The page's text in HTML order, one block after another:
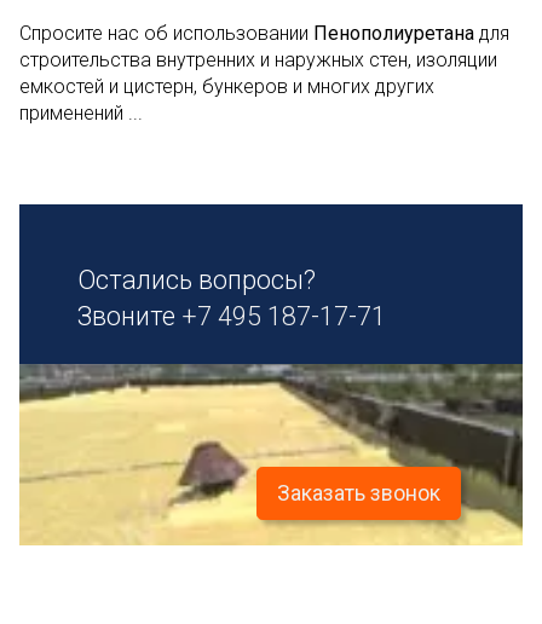
Спросите нас об использовании Пенополиуретана для
строительства внутренних и наружных стен, изоляции
емкостей и цистерн, бункеров и многих других
применений ...
Остались вопросы?
Звоните +7 495 187-17-71
Заказать звонок